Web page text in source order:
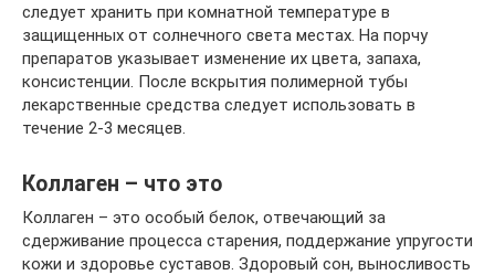
следует хранить при комнатной температуре в
защищенных от солнечного света местах. На порчу
препаратов указывает изменение их цвета, запаха,
консистенции. После вскрытия полимерной тубы
лекарственные средства следует использовать в
течение 2-3 месяцев.
Коллаген – что это
Коллаген – это особый белок, отвечающий за
сдерживание процесса старения, поддержание упругости
кожи и здоровье суставов. Здоровый сон, выносливость